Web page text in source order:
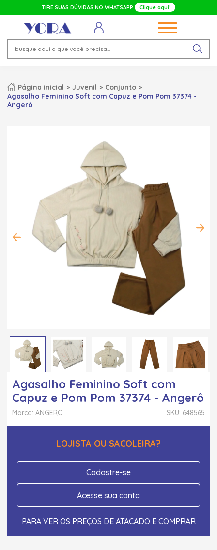
TIRE SUAS DÚVIDAS NO WHATSAPP Clique aqui!
Página inicial Juvenil
Conjunto
Agasalho Feminino Soft com Capuz e Pom Pom 37374 -
Angerô
Agasalho Feminino Soft com
Capuz e Pom Pom 37374 - Angerô
SKU: 648565
Marca: ANGERO
LOJISTA OU SACOLEIRA?
Cadastre-se
Acesse sua conta
PARA VER OS PREÇOS DE ATACADO E COMPRAR